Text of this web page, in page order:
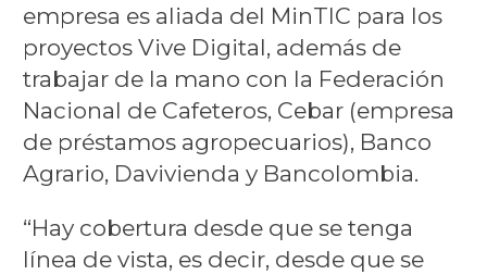
empresa es aliada del MinTIC para los
proyectos Vive Digital, además de
trabajar de la mano con la Federación
Nacional de Cafeteros, Cebar (empresa
de préstamos agropecuarios), Banco
Agrario, Davivienda y Bancolombia.
“Hay cobertura desde que se tenga
línea de vista, es decir, desde que se